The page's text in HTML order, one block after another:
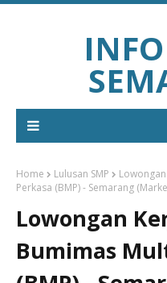
Home Lulusan SMP
Perkasa (BMP) - Semarang
Lowongan
Bumimas